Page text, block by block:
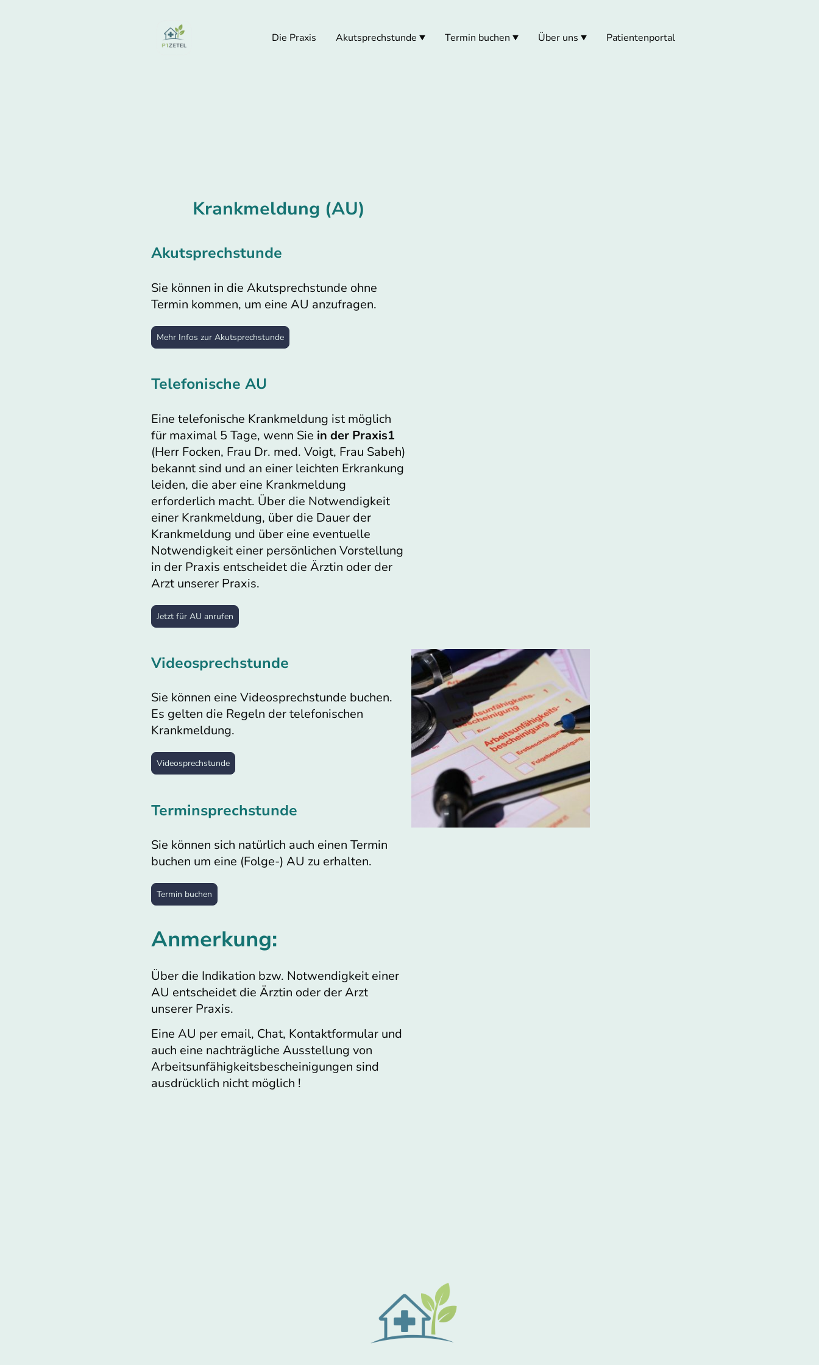
Die Praxis Akutsprechstunde Termin buchen Über uns Patientenportal
Krankmeldung (AU)
Akutsprechstunde
Sie können in die Akutsprechstunde ohne
Termin kommen, um eine AU anzufragen.
Mehr Infos zur Akutsprechstunde
Telefonische AU
Eine telefonische Krankmeldung ist möglich
für maximal 5 Tage, wenn Sie in der Praxis1
(Herr Focken, Frau Dr. med. Voigt, Frau Sabeh)
bekannt sind und an einer leichten Erkrankung
leiden, die aber eine Krankmeldung
erforderlich macht. Über die Notwendigkeit
einer Krankmeldung, über die Dauer der
Krankmeldung und über eine eventuelle
Notwendigkeit einer persönlichen Vorstellung
in der Praxis entscheidet die Ärztin oder der
Arzt unserer Praxis.
Jetzt für AU anrufen
Videosprechstunde
Sie können eine Videosprechstunde buchen.
Es gelten die Regeln der telefonischen
Krankmeldung.
Videosprechstunde
Terminsprechstunde
Sie können sich natürlich auch einen Termin
buchen um eine (Folge-) AU zu erhalten.
Termin buchen
Anmerkung:
Über die Indikation bzw. Notwendigkeit einer
AU entscheidet die Ärztin oder der Arzt
unserer Praxis.
Eine AU per email, Chat, Kontaktformular und
auch eine nachträgliche Ausstellung von
Arbeitsunfähigkeitsbescheinigungen sind
ausdrücklich nicht möglich !